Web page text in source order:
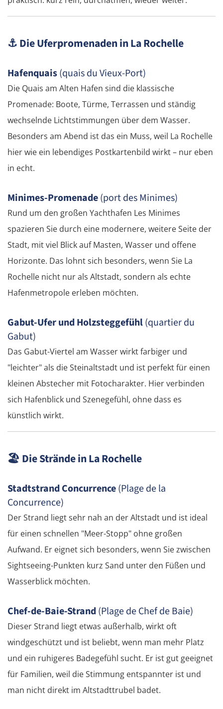
⚓Die Uferpromenaden in La Rochelle
Hafenquais(quais du Vieux-Port)
Die Quais am Alten Hafen sind die klassische
Promenade: Boote, Türme, Terrassen und ständig
wechselnde Lichtstimmungen über dem Wasser.
Besonders am Abend ist das ein Muss, weil La Rochelle
hier wie ein lebendiges Postkartenbild wirkt – nur eben
in echt.
Minimes-Promenade(port des Minimes)
Rund um den großen Yachthafen Les Minimes
spazieren Sie durch eine modernere, weitere Seite der
Stadt, mit viel Blick auf Masten, Wasser und offene
Horizonte. Das lohnt sich besonders, wenn Sie La
Rochelle nicht nur als Altstadt, sondern als echte
Hafenmetropole erleben möchten.
Gabut-Ufer und Holzsteggefühl(quartier du
Gabut)
Das Gabut-Viertel am Wasser wirkt farbiger und
"leichter" als die Steinaltstadt und ist perfekt für einen
kleinen Abstecher mit Fotocharakter. Hier verbinden
sich Hafenblick und Szenegefühl, ohne dass es
künstlich wirkt.
🏖️ Die Strände in La Rochelle
Stadtstrand Concurrence(Plage de la
Concurrence)
Der Strand liegt sehr nah an der Altstadt und ist ideal
für einen schnellen "Meer-Stopp" ohne großen
Aufwand. Er eignet sich besonders, wenn Sie zwischen
Sightseeing-Punkten kurz Sand unter den Füßen und
Wasserblick möchten.
Chef-de-Baie-Strand(Plage de Chef de Baie)
Dieser Strand liegt etwas außerhalb, wirkt oft
windgeschützt und ist beliebt, wenn man mehr Platz
und ein ruhigeres Badegefühl sucht. Er ist gut geeignet
für Familien, weil die Stimmung entspannter ist und
man nicht direkt im Altstadttrubel badet.
Nitra
Nové Zámky
Ungarn Nord
Budapest
Jászberény
Debrecen
Rumänien Ost
Oradea
Cluj-Napoca
Râmnicu Vâlcea
Pitești
Bukarest
Rasgrad
Schumen
Warna
Elchowo
Chaskowo
Kardschali